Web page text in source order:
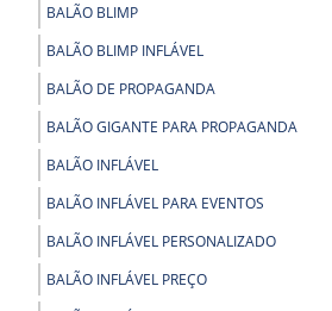
BALÃO BLIMP
BALÃO BLIMP INFLÁVEL
BALÃO DE PROPAGANDA
BALÃO GIGANTE PARA PROPAGANDA
BALÃO INFLÁVEL
BALÃO INFLÁVEL PARA EVENTOS
BALÃO INFLÁVEL PERSONALIZADO
BALÃO INFLÁVEL PREÇO